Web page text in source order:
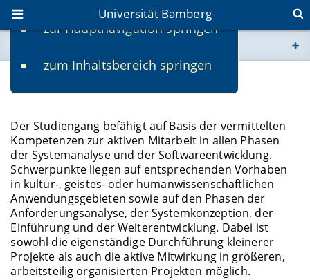
zur Hauptnavigation springen
zum Inhaltsbereich springen
Universität Bamberg
www.uni-bamberg.de
fis.uni-bamberg.de
Nach dem Studium
Der Studiengang befähigt auf Basis der vermittelten
Kompetenzen zur aktiven Mitarbeit in allen Phasen
der Systemanalyse und der Softwareentwicklung.
Schwerpunkte liegen auf entsprechenden Vorhaben
in kultur-, geistes- oder humanwissenschaftlichen
Anwendungsgebieten sowie auf den Phasen der
Anforderungsanalyse, der Systemkonzeption, der
Einführung und der Weiterentwicklung. Dabei ist
sowohl die eigenständige Durchführung kleinerer
Projekte als auch die aktive Mitwirkung in größeren,
arbeitsteilig organisierten Projekten möglich.